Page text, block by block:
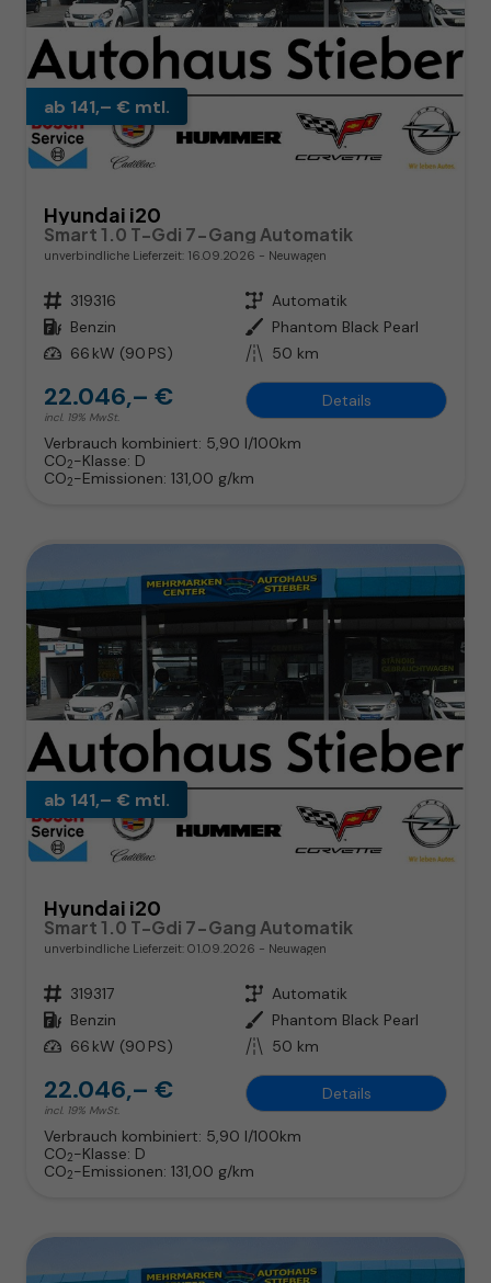
ab 141,– € mtl.
Hyundai i20
Smart 1.0 T-Gdi 7-Gang Automatik
unverbindliche Lieferzeit: 16.09.2026 Neuwagen
Fahrzeugnr. 319316 Getriebe Automatik
Kraftstoff Benzin Außenfarbe Phantom Black Pearl
Leistung 66 kW (90 PS) Kilometerstand 50 km
22.046,– €
incl. 19% MwSt.
Details
Verbrauch kombiniert: 5,90 l/100km
CO2-Klasse: D
CO2-Emissionen: 131,00 g/km
ab 141,– € mtl.
Hyundai i20
Smart 1.0 T-Gdi 7-Gang Automatik
unverbindliche Lieferzeit: 01.09.2026 Neuwagen
Fahrzeugnr. 319317 Getriebe Automatik
Kraftstoff Benzin Außenfarbe Phantom Black Pearl
Leistung 66 kW (90 PS) Kilometerstand 50 km
22.046,– €
incl. 19% MwSt.
Details
Verbrauch kombiniert: 5,90 l/100km
CO2-Klasse: D
CO2-Emissionen: 131,00 g/km